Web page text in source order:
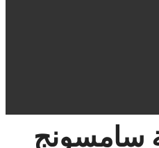
سامسونج